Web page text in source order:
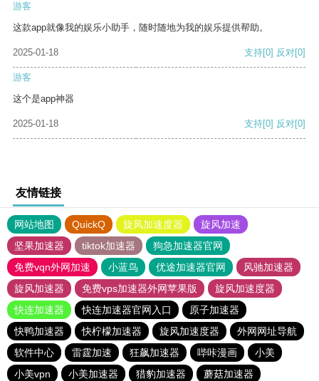
游客
这款app就像我的娱乐小助手，随时随地为我的娱乐提供帮助。
2025-01-18 支持[0] 反对[0]
游客
这个是app神器
2025-01-18 支持[0] 反对[0]
友情链接
网站地图 QuickQ 旋风加速度器
旋风加速
坚果加速器
tiktok加速器
狗急加速器官网
免费vqn外网加速
小蓝鸟 优途加速器官网
风驰加速器
旋风加速器
免费vps加速器外网苹果版
旋风加速度器
快连加速器
快连加速器官网入口
原子加速器
快鸭加速器
快柠檬加速器 旋风加速度器
外网网址导航
软件中心
雷霆加速 狂飙加速器 哔咔漫画
小美
小美vpn
小美加速器 猎豹加速器
蘑菇加速器